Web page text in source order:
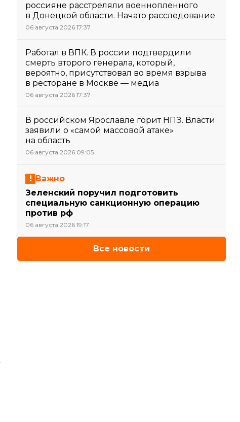
россияне расстреляли военнопленного
в Донецкой области. Начато расследование
06 августа 2026 17:37
Работал в ВПК. В россии подтвердили
смерть второго генерала, который,
вероятно, присутствовал во время взрыва
в ресторане в Москве — медиа
06 августа 2026 17:37
В российском Ярославле горит НПЗ. Власти
заявили о «самой массовой атаке»
на область
06 августа 2026 09:05
Важно
Зеленский поручил подготовить
специальную санкционную операцию
против рф
06 августа 2026 19:17
Все новости